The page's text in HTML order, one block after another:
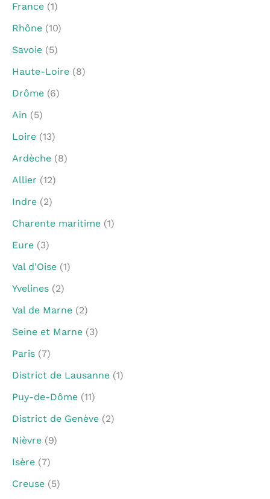
France (1)
Rhône (10)
Savoie (5)
Haute-Loire (8)
Drôme (6)
Ain (5)
Loire (13)
Ardèche (8)
Allier (12)
Indre (2)
Charente maritime (1)
Eure (3)
Val d'Oise (1)
Yvelines (2)
Val de Marne (2)
Seine et Marne (3)
Paris (7)
District de Lausanne (1)
Puy-de-Dôme (11)
District de Genève (2)
Nièvre (9)
Isère (7)
Creuse (5)